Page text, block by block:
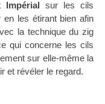
Impérial sur les cils
en les étirant bienafin
la technique du zig
qui concerne les cils
sur elle-même la
et révéler le regard.